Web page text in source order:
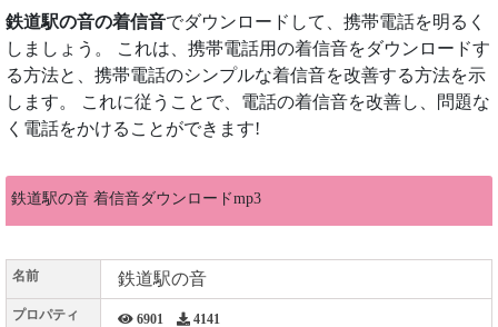
鉄道駅の音の着信音でダウンロードして、携帯電話を明るく
しましょう。 これは、携帯電話用の着信音をダウンロードす
る方法と、携帯電話のシンプルな着信音を改善する方法を示
します。 これに従うことで、電話の着信音を改善し、問題な
く電話をかけることができます!
鉄道駅の音 着信音ダウンロードmp3
名前 鉄道駅の音
プロパティ 6901 4141